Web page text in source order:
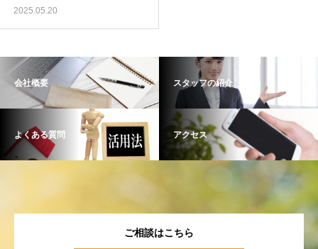
2025.05.20
会社概要 スタッフの紹介
よくある質問 アクセス
ご相談はこちら